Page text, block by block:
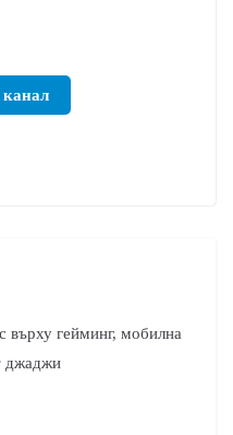
канал
върху гейминг, мобилна
джаджи